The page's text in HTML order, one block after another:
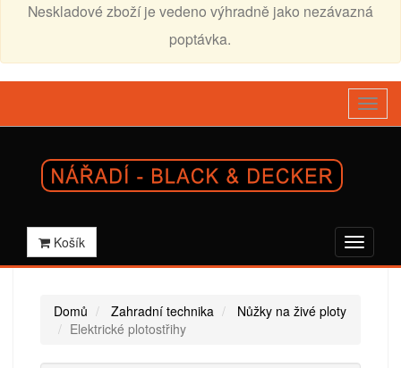
Neskladové zboží je vedeno výhradně jako nezávazná
poptávka.
Košík
Domů Zahradní technika
Nůžky na živé ploty
Elektrické plotostřihy